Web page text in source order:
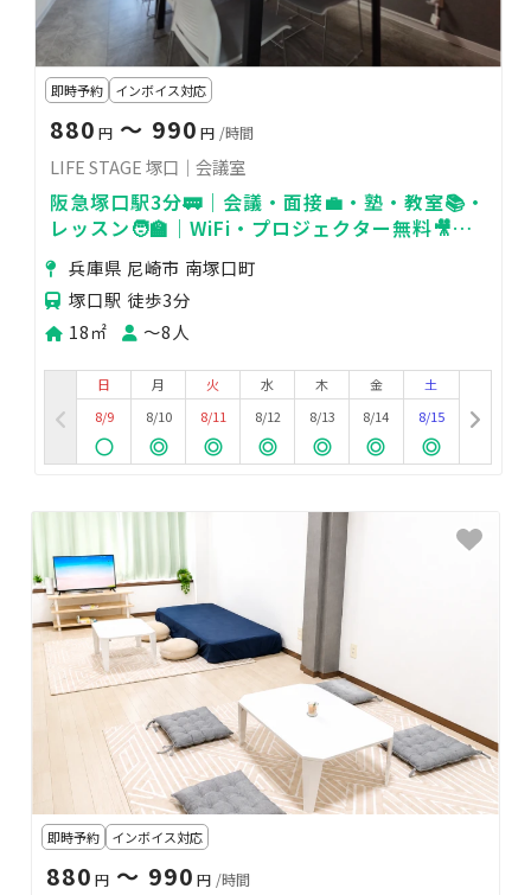
即時予約 インボイス対応
880 円〜 990 円 /時間
LIFE STAGE 塚口｜会議室
阪急塚口駅3分🚃｜会議・面接💼・塾・教室📚・
レッスン🧑‍🏫｜WiFi・プロジェクター無料🎥｜
最大8名迄
兵庫県 尼崎市 南塚口町
塚口駅 徒歩3分
18㎡
〜8人
日
8/9
月
8/10
火
8/11
水
8/12
木
8/13
金
8/14
土
8/15
即時予約 インボイス対応
880 円 〜 990 円 /時間